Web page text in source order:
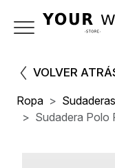
VOLVER
Ropa
Sudaderas
Sudadera Polo